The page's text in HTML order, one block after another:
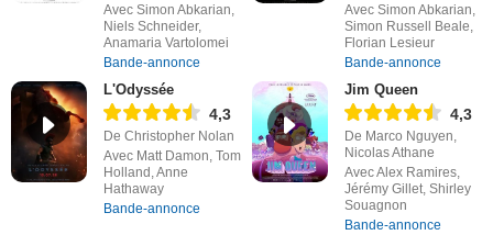
Avec Simon Abkarian,
Niels Schneider,
Anamaria Vartolomei
Bande-annonce
Avec Simon Abkarian,
Simon Russell Beale,
Florian Lesieur
Bande-annonce
L'Odyssée
4,3
De Christopher Nolan
Avec Matt Damon, Tom
Holland, Anne
Hathaway
Bande-annonce
Jim Queen
4,3
De Marco Nguyen,
Nicolas Athane
Avec Alex Ramires,
Jérémy Gillet, Shirley
Souagnon
Bande-annonce